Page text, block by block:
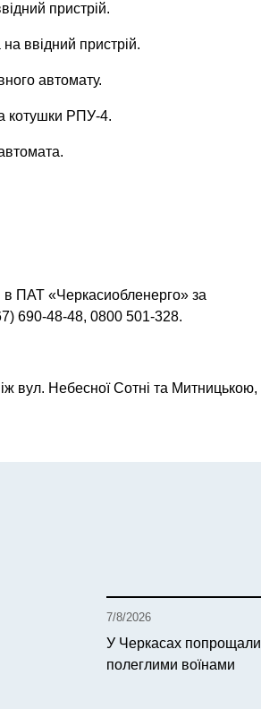
пристрій.
ввідний пристрій.
автомату.
котушки РПУ-4.
в ПАТ «Черкасиобленерго» за
690-48-48, 0800 501-328.
вул. Небесної Сотні та Митницькою,
7/8/2026
У Черкасах
полеглими воїнами